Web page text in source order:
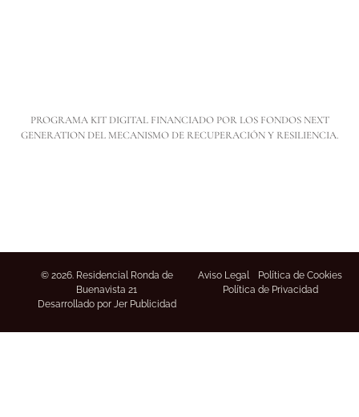
PROGRAMA KIT DIGITAL FINANCIADO POR LOS FONDOS NEXT
GENERATION DEL MECANISMO DE RECUPERACIÓN Y RESILIENCIA.
© 2026. Residencial Ronda de
Buenavista 21
Desarrollado por Jer Publicidad
Aviso Legal
Política de Cookies
Política de Privacidad